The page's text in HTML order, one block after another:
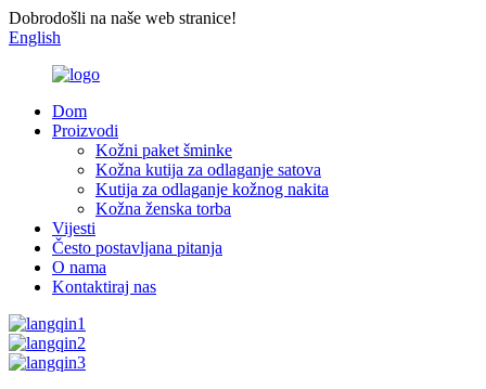
Dobrodošli na naše web stranice!
English
Dom
Proizvodi
Kožni paket šminke
Kožna kutija za odlaganje satova
Kutija za odlaganje kožnog nakita
Kožna ženska torba
Vijesti
Često postavljana pitanja
O nama
Kontaktiraj nas